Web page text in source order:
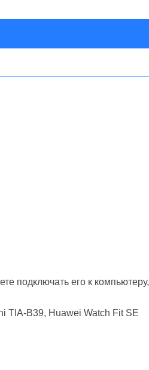
подключать его к компьютеру,
TIA-B39, Huawei Watch Fit SE